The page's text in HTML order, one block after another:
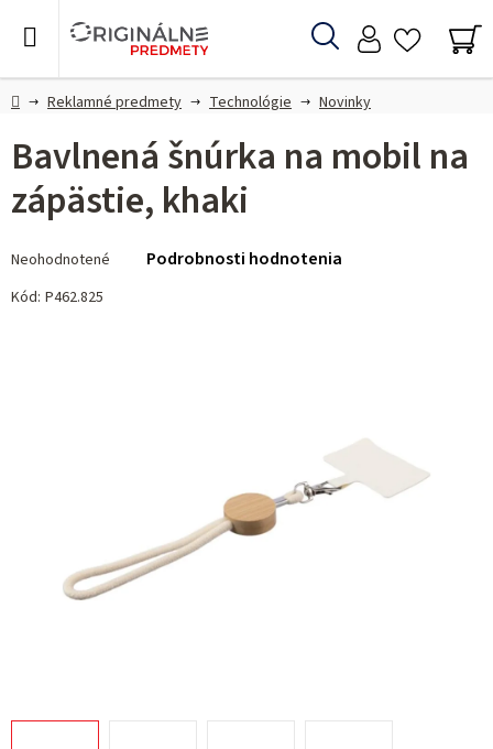
Hľadať
DomovReklamné predmety Technológie Novinky
Bavlnená šnúrka na mobil na
zápästie, khaki
hodnotenie
produktu
Neohodnotené Podrobnosti hodnotenia
Kód: P462.825